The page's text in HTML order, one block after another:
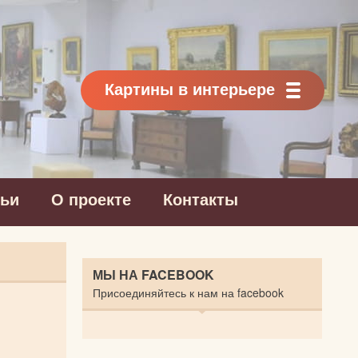
Картины в интерьере
О проекте Контакты
МЫ НА FACEBOOK
Присоединяйтесь к нам на facebook